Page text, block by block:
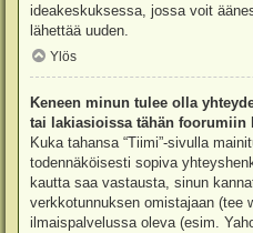
ideakeskuksessa , jossa voit
lähettää uuden.
Ylös
Keneen minun tulee olla
tai lakiasioissa tähän foorumiin
Kuka tahansa “Tiimi”-sivulla
todennäköisesti sopiva
kautta saa vastausta, sinun
verkkotunnuksen omistajaan (tee
ilmaispalvelussa oleva (esim.